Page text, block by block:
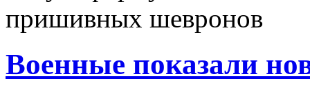
Военные показали